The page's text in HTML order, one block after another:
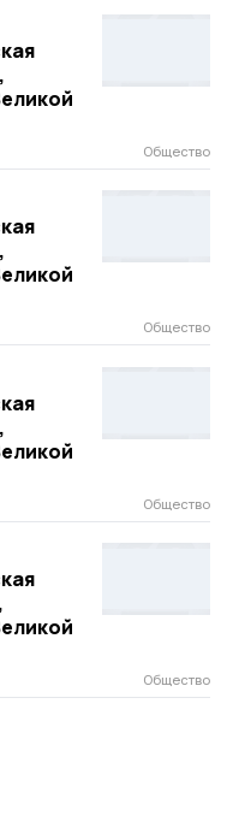
Общество
Общество
Общество
Общество